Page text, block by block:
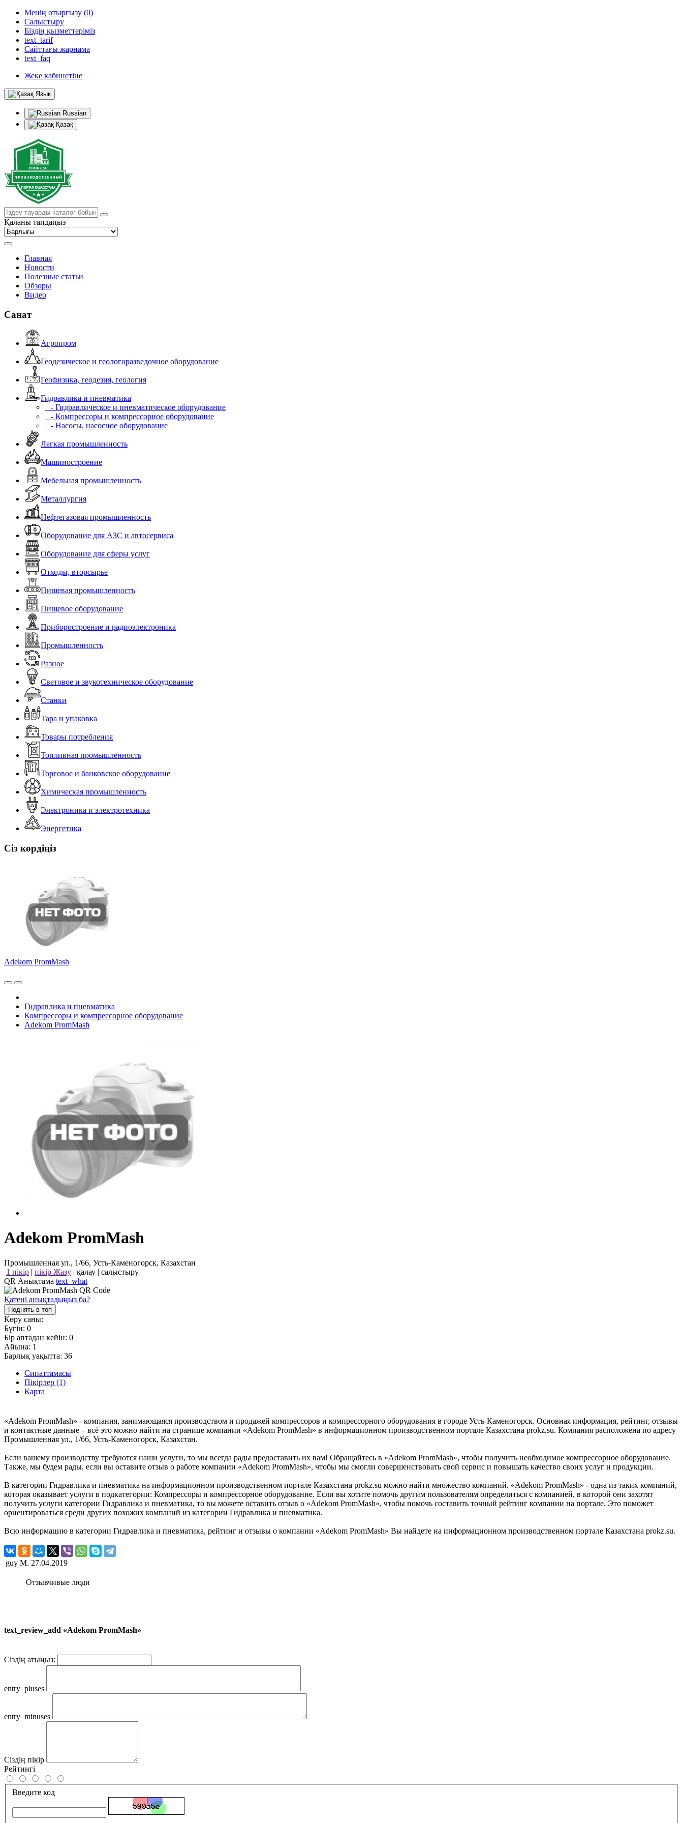
Менің отырғызу (0)
Салыстыру
Біздің қызметтеріміз
text_tarif
Сайттағы жарнама
text_faq
Жеке кабинетіне
Язык
Russian
Қазақ
Қаланы таңдаңыз
Главная
Новости
Полезные статьи
Обзоры
Видео
Санат
Агропром
Геодезическое и геологоразведочное оборудование
Геофизика, геодезия, геология
Гидравлика и пневматика
- Гидравлическое и пневматическое оборудование
- Компрессоры и компрессорное оборудование
- Насосы, насосное оборудование
Легкая промышленность
Машиностроение
Мебельная промышленность
Металлургия
Нефтегазовая промышленность
Оборудование для АЗС и автосервиса
Оборудование для сферы услуг
Отходы, вторсырье
Пищевая промышленность
Пищевое оборудование
Приборостроение и радиоэлектроника
Промышленность
Разное
Световое и звукотехническое оборудование
Станки
Тара и упаковка
Товары потребления
Топливная промышленность
Торговое и банковское оборудование
Химическая промышленность
Электроника и электротехника
Энергетика
Сіз көрдіңіз
Adekom PromMash
Гидравлика и пневматика
Компрессоры и компрессорное оборудование
Adekom PromMash
Adekom PromMash
Промышленная ул., 1/66, Усть-Каменогорск, Казахстан
1 пікір | пікір Жазу | қалау | салыстыру
QR Анықтама text_what
Қатені анықтадыңыз ба?
Поднять в топ
Көру саны:
Бүгін: 0
Бір аптадан кейін: 0
Айына: 1
Барлық уақытта: 36
Сипаттамасы
Пікірлер (1)
Карта
«Adekom PromMash» - компания, занимающаяся производством и продажей компрессоров и компрессорного оборудования в городе Усть-Каменогорск. Основная информация, рейтинг, отзывы
и контактные данные – всё это можно найти на странице компании «Adekom PromMash» в информационном производственном портале Казахстана prokz.su. Компания расположена по адресу
Промышленная ул., 1/66, Усть-Каменогорск, Казахстан.
Если вашему производству требуются наши услуги, то мы всегда рады предоставить их вам! Обращайтесь в «Adekom PromMash», чтобы получить необходимое компрессорное оборудование.
Также, мы будем рады, если вы оставите отзыв о работе компании «Adekom PromMash», чтобы мы смогли совершенствовать свой сервис и повышать качество своих услуг и продукции.
В категории Гидравлика и пневматика на информационном производственном портале Казахстана prokz.su можно найти множество компаний. «Adekom PromMash» - одна из таких компаний,
которая оказывает услуги в подкатегории: Компрессоры и компрессорное оборудование. Если вы хотите помочь другим пользователям определиться с компанией, в которой они захотят
получить услуги категории Гидравлика и пневматика, то вы можете оставить отзыв о «Adekom PromMash», чтобы помочь составить точный рейтинг компании на портале. Это поможет
ориентироваться среди других похожих компаний из категории Гидравлика и пневматика.
Всю информацию в категории Гидравлика и пневматика, рейтинг и отзывы о компании «Adekom PromMash» Вы найдете на информационном производственном портале Казахстана prokz.su.
guy M. 27.04.2019
Отзывчивые люди
text_review_add «Adekom PromMash»
Сіздің атыңыз:
entry_pluses
entry_minuses
Сіздің пікір
Рейтингі
Введите код